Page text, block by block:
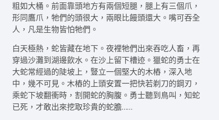
粗如大桶。前面靠頭地方有兩個短腿，腿上有三個爪，
形同鷹爪，牠們的頭很大，兩眼比饅頭還大。嘴可吞全
人，凡是生物皆怕牠們。
白天極熱，蛇皆藏在地下。夜裡牠們出來吞吃人畜，再
穿過沙灘到湖邊飲水。在沙上留下槽迹。獵蛇的勇士在
大蛇常經過的陡坡上，豎立一個堅大的木樁，深入地
中，幾不可見。木樁的上頭安置一把快若剃刀的鋼刃，
乘蛇下坡翻衝時，割開蛇的胸腹。勇士聽到鳥叫，知蛇
已死，才敢出來挖取珍貴的蛇膽……